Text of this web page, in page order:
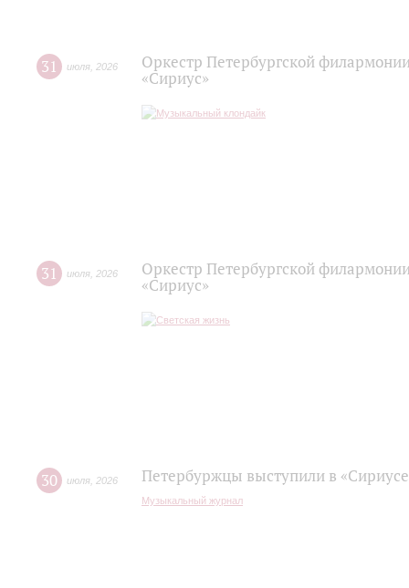
31 июля 2026
Оркестр Петербургской
«Сириус»
31 июля 2026
Оркестр Петербургской
«Сириус»
30 июля 2026 Петербуржцы выступили в
Музыкальный журнал